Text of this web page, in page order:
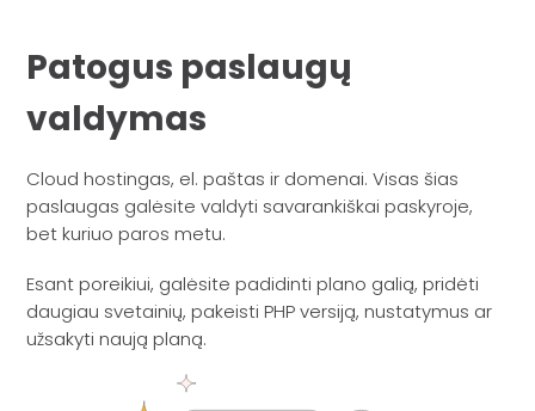
Patogus paslaugų
valdymas
Cloud hostingas, el. paštas ir domenai. Visas šias
paslaugas galėsite valdyti savarankiškai paskyroje,
bet kuriuo paros metu.
Esant poreikiui, galėsite padidinti plano galią, pridėti
daugiau svetainių, pakeisti PHP versiją, nustatymus ar
užsakyti naują planą.